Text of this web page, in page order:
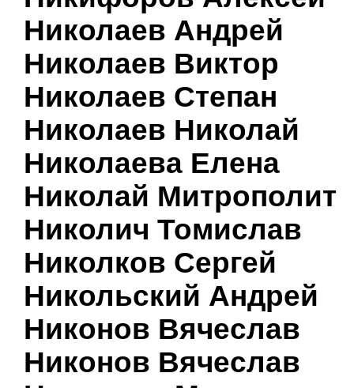
Николаев Андрей
Николаев Виктор
Николаев Степан
Николаев Николай
Николаева Елена
Николай Митрополит
Николич Томислав
Николков Сергей
Никольский Андрей
Никонов Вячеслав
Никонов Вячеслав